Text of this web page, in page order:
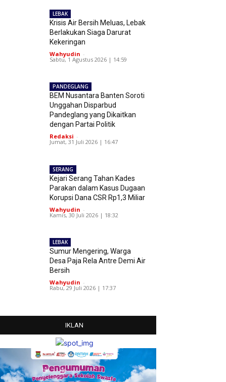
LEBAK
Krisis Air Bersih Meluas, Lebak
Berlakukan Siaga Darurat
Kekeringan
Wahyudin -
Sabtu, 1 Agustus 2026 | 14:59
PANDEGLANG
BEM Nusantara Banten Soroti
Unggahan Disparbud
Pandeglang yang Dikaitkan
dengan Partai Politik
Redaksi -
Jumat, 31 Juli 2026 | 16:47
SERANG
Kejari Serang Tahan Kades
Parakan dalam Kasus Dugaan
Korupsi Dana CSR Rp1,3 Miliar
Wahyudin -
Kamis, 30 Juli 2026 | 18:32
LEBAK
Sumur Mengering, Warga
Desa Paja Rela Antre Demi Air
Bersih
Wahyudin -
Rabu, 29 Juli 2026 | 17:37
IKLAN